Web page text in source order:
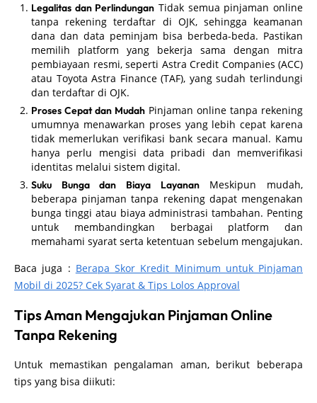
Legalitas dan Perlindungan Tidak semua pinjaman online
tanpa rekening terdaftar di OJK, sehingga keamanan
dana dan data peminjam bisa berbeda-beda. Pastikan
memilih platform yang bekerja sama dengan mitra
pembiayaan resmi, seperti Astra Credit Companies (ACC)
atau Toyota Astra Finance (TAF), yang sudah terlindungi
dan terdaftar di OJK.
Proses Cepat dan Mudah Pinjaman online tanpa rekening
umumnya menawarkan proses yang lebih cepat karena
tidak memerlukan verifikasi bank secara manual. Kamu
hanya perlu mengisi data pribadi dan memverifikasi
identitas melalui sistem digital.
Suku Bunga dan Biaya LayananMeskipun mudah,
beberapa pinjaman tanpa rekening dapat mengenakan
bunga tinggi atau biaya administrasi tambahan. Penting
untuk membandingkan berbagai platform dan
memahami syarat serta ketentuan sebelum mengajukan.
Baca juga : Berapa Skor Kredit Minimum untuk Pinjaman
Mobil di 2025? Cek Syarat & Tips Lolos Approval
Tips Aman Mengajukan Pinjaman Online
Tanpa Rekening
Untuk memastikan pengalaman aman, berikut beberapa
tips yang bisa diikuti: